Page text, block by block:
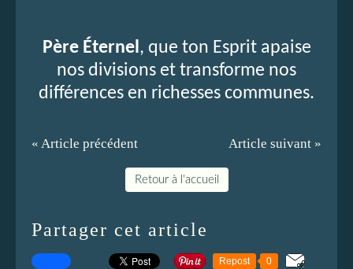
Père Éternel , que ton Esprit apaise
nos divisions et transforme nos
différences en richesses communes.
« Article précédent Article suivant »
Retour à l'accueil
Partager cet article
Repost 0